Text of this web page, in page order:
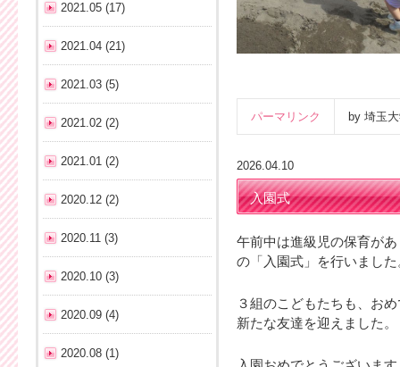
パーマリンク by 埼玉
2026.04.10
入園式
午前中は進級児の保育が
の「入園式」を行いました
３組のこどもたちも、お
新たな友達を迎えました。
2021.05 (17)
2021.04 (21)
2021.03 (5)
2021.02 (2)
2021.01 (2)
2020.12 (2)
2020.11 (3)
2020.10 (3)
2020.09 (4)
2020.08 (1)